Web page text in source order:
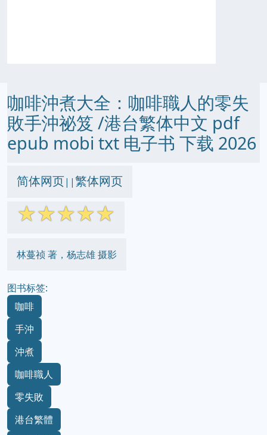
咖啡沖煮大全：咖啡職人的零失
敗手沖祕笈 /港台繁体中文 pdf
epub mobi txt 电子书 下载 2026
简体网页||繁体网页
☆☆☆☆☆
林蔓祯 著，杨志雄 摄影
图书标签:
咖啡
手沖
沖煮
咖啡職人
零失敗
港台繁體